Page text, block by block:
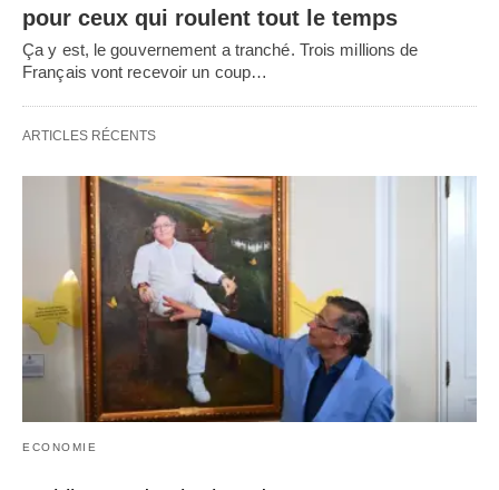
pour ceux qui roulent tout le temps
Ça y est, le gouvernement a tranché. Trois millions de
Français vont recevoir un coup…
ARTICLES RÉCENTS
ECONOMIE